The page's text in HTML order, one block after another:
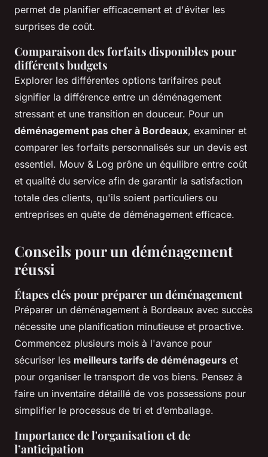
permet de planifier efficacement et d'éviter les
surprises de coût.
Comparaison des forfaits disponibles pour
différents budgets
Explorer les différentes options tarifaires peut
signifier la différence entre un déménagement
stressant et une transition en douceur. Pour un
déménagement pas cher à Bordeaux, examiner et
comparer les forfaits personnalisés sur un devis est
essentiel. Mouv & Log prône un équilibre entre coût
et qualité du service afin de garantir la satisfaction
totale des clients, qu'ils soient particuliers ou
entreprises en quête de déménagement efficace.
Conseils pour un déménagement
réussi
Étapes clés pour préparer un déménagement
Préparer un déménagement à Bordeaux avec succès
nécessite une planification minutieuse et proactive.
Commencez plusieurs mois à l'avance pour
sécuriser les meilleurs tarifs de déménageurs et
pour organiser le transport de vos biens. Pensez à
faire un inventaire détaillé de vos possessions pour
simplifier le processus de tri et d’emballage.
Importance de l'organisation et de
l’anticipation